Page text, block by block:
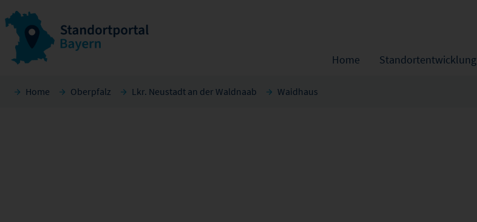
Home Standortentwicklung
Home Oberpfalz Lkr. Neustadt an der Waldnaab Waidhaus